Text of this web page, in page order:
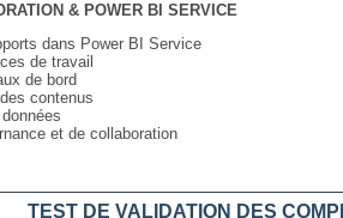
& POWER BI SERVICE
dans Power BI Service
de travail
de bord
contenus
et de collaboration
TEST DE VALIDATION DES